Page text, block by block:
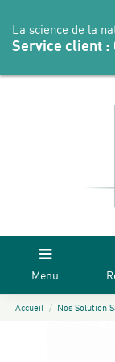
La science de la
Service client :
Menu
Accueil Nos Solution